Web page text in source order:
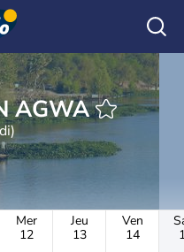
AGWA
Mer
12
Jeu
13
Ven
14